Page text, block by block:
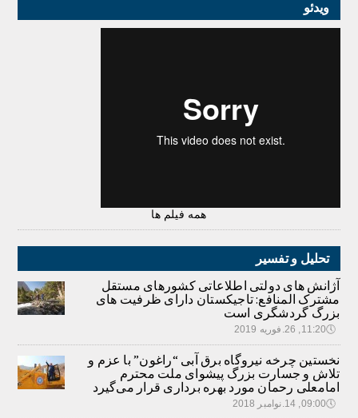
ویدئو
همه فیلم ها
تحلیل و تفسیر
آژانش های دولتی اطلاعاتی کشورهای مستقل
مشترک المنافع: تاجیکستان دارای ظرفیت های
بزرگ گردشگری است
🕔11:20, 26.فوریه 2019
نخستین چرخه نیروگاه برق آبی “راغون” با عزم و
تلاش و جسارت بزرگ پیشوای ملت محترم
امامعلی رحمان مورد بهره برداری قرار می‌گیرد
🕔09:00, 14.نوامبر 2018